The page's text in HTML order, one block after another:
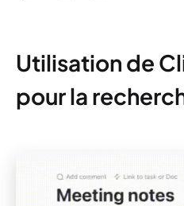
Utilisation de
pour la